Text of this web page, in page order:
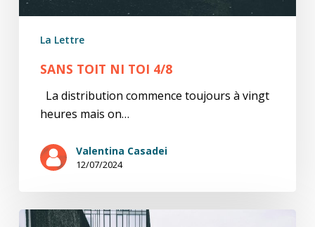
La Lettre
SANS TOIT NI TOI 4/8
La distribution commence toujours à vingt
heures mais on…
Valentina Casadei
12/07/2024
Sans